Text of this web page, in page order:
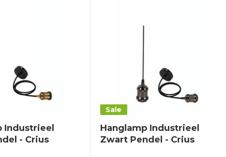
Industrieel
- Crius
Sale
Hanglamp Industrieel
Zwart Pendel - Crius